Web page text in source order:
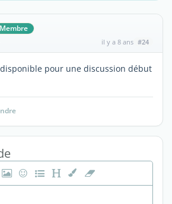
Membre
il y a 8 ans #24
pour une discussion début